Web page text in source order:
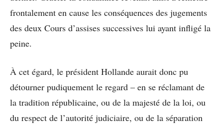
frontalement en cause les conséquences des jugements
des deux Cours d’assises successives lui ayant infligé la
peine.
À cet égard, le président Hollande aurait donc pu
détourner pudiquement le regard – en se réclamant de
la tradition républicaine, ou de la majesté de la loi, ou
du respect de l’autorité judiciaire, ou de la séparation